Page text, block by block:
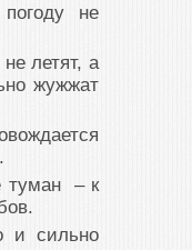
не
летят, а
жужжат
туман – к
и сильно